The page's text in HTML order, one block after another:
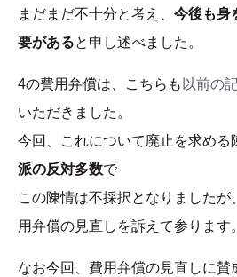
まだまだ不十分と考え、 今後も身
要があると申し述べました。
4の費用弁償は、こちらも 以前の
いただきました。
今回、これについて廃止を求める
派の反対多数で
この陳情は不採択となりました
用弁償の見直しを訴えて参ります。
なお今回、費用弁償の見直しに賛